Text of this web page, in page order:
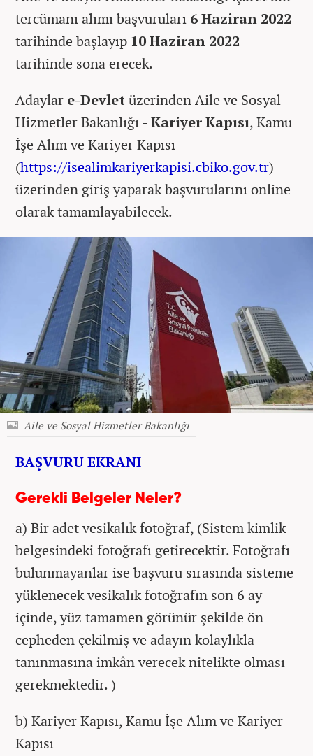
tercümanı alımı başvuruları 6 Haziran 2022
tarihinde başlayıp 10 Haziran 2022
tarihinde sona erecek.
Adaylar e-Devletüzerinden Aile ve Sosyal
Hizmetler Bakanlığı - Kariyer Kapısı, Kamu
İşe Alım ve Kariyer Kapısı
(https://isealimkariyerkapisi.cbiko.gov.tr)
üzerinden giriş yaparak başvurularını online
olarak tamamlayabilecek.
Aile ve Sosyal Hizmetler Bakanlığı
BAŞVURU EKRANI
Gerekli Belgeler Neler?
a) Bir adet vesikalık fotoğraf, (Sistem kimlik
belgesindeki fotoğrafı getirecektir. Fotoğrafı
bulunmayanlar ise başvuru sırasında sisteme
yüklenecek vesikalık fotoğrafın son 6 ay
içinde, yüz tamamen görünür şekilde ön
cepheden çekilmiş ve adayın kolaylıkla
tanınmasına imkân verecek nitelikte olması
gerekmektedir. )
b) Kariyer Kapısı, Kamu İşe Alım ve Kariyer
Kapısı